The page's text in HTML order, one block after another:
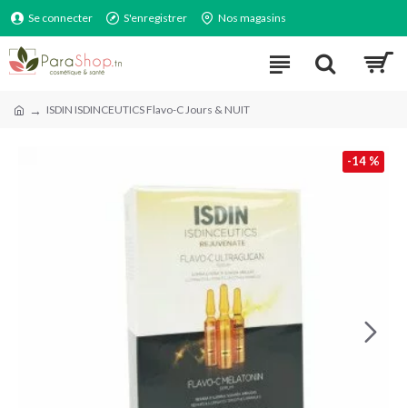
Se connecter S'enregistrer Nos magasins
ISDIN ISDINCEUTICS Flavo-C Jours & NUIT
-14 %